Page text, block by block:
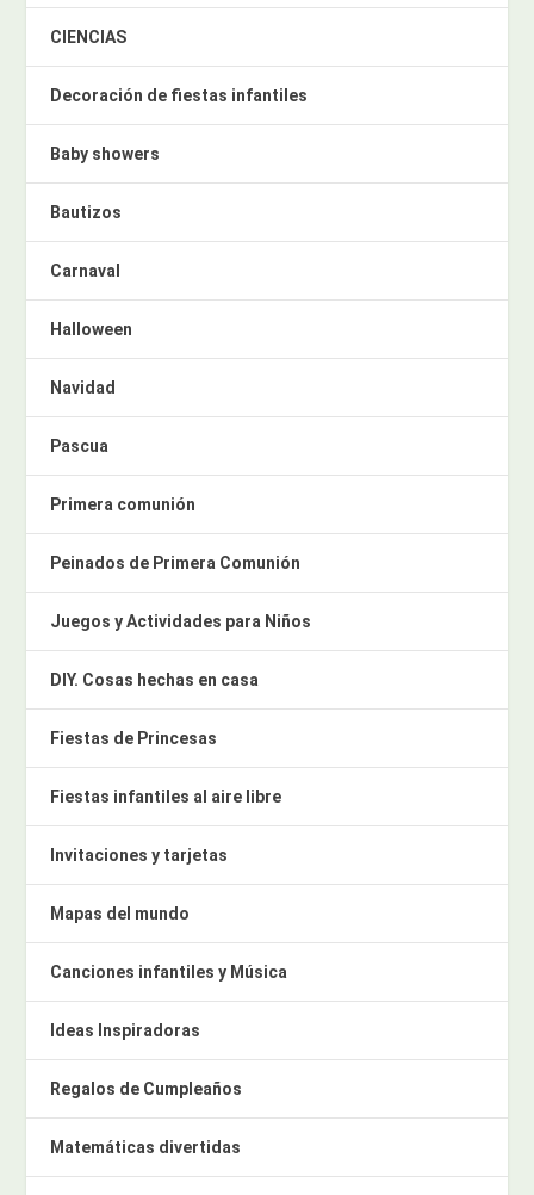
CIENCIAS
Decoración de fiestas infantiles
Baby showers
Bautizos
Carnaval
Halloween
Navidad
Pascua
Primera comunión
Peinados de Primera Comunión
Juegos y Actividades para Niños
DIY. Cosas hechas en casa
Fiestas de Princesas
Fiestas infantiles al aire libre
Invitaciones y tarjetas
Mapas del mundo
Canciones infantiles y Música
Ideas Inspiradoras
Regalos de Cumpleaños
Matemáticas divertidas